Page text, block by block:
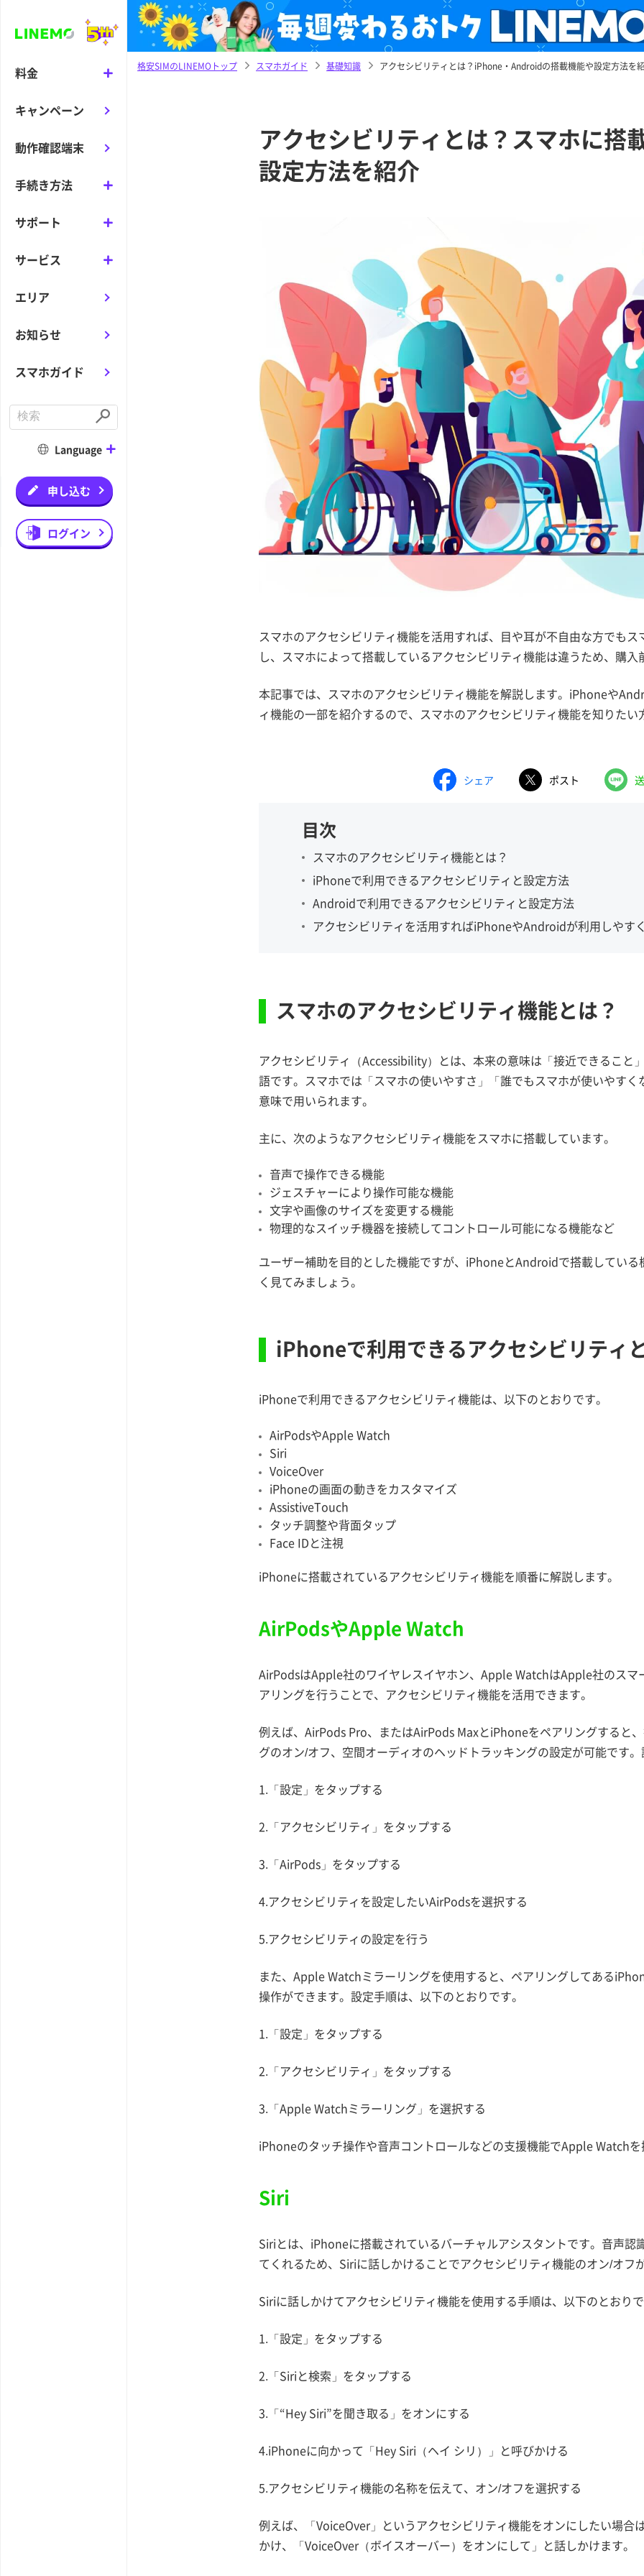
料金
キャンペーン
動作確認端末
手続き方法
サポート
サービス
エリア
お知らせ
スマホガイド
n
S
u
m
t
Language
申し込む
ログイン
格安SIMのLINEMOトップ スマホガイド 基礎知識 アクセシビリティとは？iPhone・Androidの搭載機能や設定方法を
アクセシビリティとは？スマホに搭
設定方法を紹介
スマホのアクセシビリティ機能を活用すれば、目や耳が不自由な方でも
し、スマホによって搭載しているアクセシビリティ機能は違うため、購入
本記事では、スマホのアクセシビリティ機能を解説します。iPhoneや
ィ機能の一部を紹介するので、スマホのアクセシビリティ機能を知りたい
シェア ポスト
目次
スマホのアクセシビリティ機能とは？
iPhoneで利用できるアクセシビリティと設定方法
Androidで利用できるアクセシビリティと設定方法
アクセシビリティを活用すればiPhoneやAndroidが利用しやす
スマホのアクセシビリティ機能とは？
アクセシビリティ（Accessibility）とは、本来の意味は「接近できること
語です。スマホでは「スマホの使いやすさ」「誰でもスマホが使いやす
意味で用いられます。
主に、次のようなアクセシビリティ機能をスマホに搭載しています。
音声で操作できる機能
ジェスチャーにより操作可能な機能
文字や画像のサイズを変更する機能
物理的なスイッチ機器を接続してコントロール可能になる機能など
ユーザー補助を目的とした機能ですが、iPhoneとAndroidで搭載してい
く見てみましょう。
iPhoneで利用できるアクセシビリティ
iPhoneで利用できるアクセシビリティ機能は、以下のとおりです。
AirPodsやApple Watch
Siri
VoiceOver
iPhoneの画面の動きをカスタマイズ
AssistiveTouch
タッチ調整や背面タップ
Face IDと注視
iPhoneに搭載されているアクセシビリティ機能を順番に解説します。
AirPodsやApple Watch
AirPodsはApple社のワイヤレスイヤホン、Apple WatchはApple社のス
アリングを行うことで、アクセシビリティ機能を活用できます。
例えば、AirPods Pro、またはAirPods MaxとiPhoneをペアリングすると
グのオン/オフ、空間オーディオのヘッドトラッキングの設定が可能です。
1.「設定」をタップする
2.「アクセシビリティ」をタップする
3.「AirPods」をタップする
4.アクセシビリティを設定したいAirPodsを選択する
5.アクセシビリティの設定を行う
また、Apple Watchミラーリングを使用すると、ペアリングしてある
操作ができます。設定手順は、以下のとおりです。
1.「設定」をタップする
2.「アクセシビリティ」をタップする
3.「Apple Watchミラーリング」を選択する
iPhoneのタッチ操作や音声コントロールなどの支援機能でApple Watchを
Siri
Siriとは、iPhoneに搭載されているバーチャルアシスタントです。音声認
てくれるため、Siriに話しかけることでアクセシビリティ機能のオン/オフ
Siriに話しかけてアクセシビリティ機能を使用する手順は、以下のとおりで
1.「設定」をタップする
2.「Siriと検索」をタップする
3.「“Hey Siri”を聞き取る」をオンにする
4.iPhoneに向かって「Hey Siri（ヘイ シリ）」と呼びかける
5.アクセシビリティ機能の名称を伝えて、オン/オフを選択する
例えば、「VoiceOver」というアクセシビリティ機能をオンにしたい場合
かけ、「VoiceOver（ボイスオーバー）をオンにして」と話しかけます。